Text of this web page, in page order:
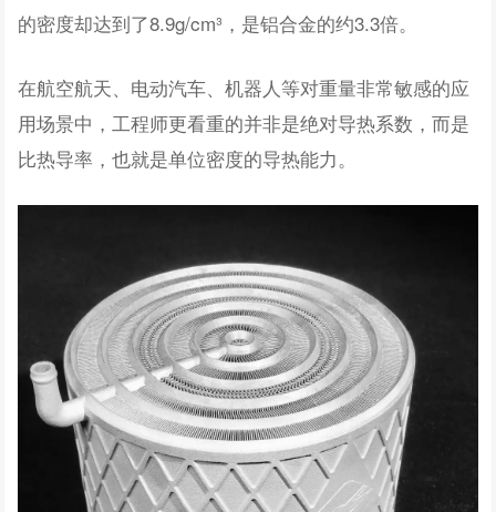
的密度却达到了8.9g/cm³，是铝合金的约3.3倍。
在航空航天、电动汽车、机器人等对重量非常敏感的应
用场景中，工程师更看重的并非是绝对导热系数，而是
比热导率，也就是单位密度的导热能力。